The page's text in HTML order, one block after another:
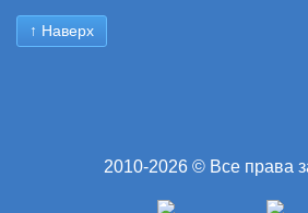
↑ Наверх
2010-2026 © Все права